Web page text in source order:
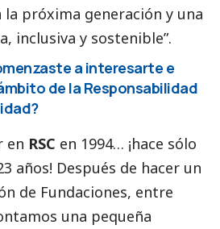
la próxima generación y una
inclusiva y sostenible”.
a interesarte e
de la Responsabilidad
en RSC en 1994… ¡hace sólo
años! Después de hacer un
de Fundaciones, entre
una pequeña